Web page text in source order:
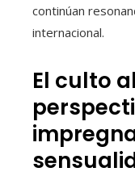
continúan
internacional.
El culto